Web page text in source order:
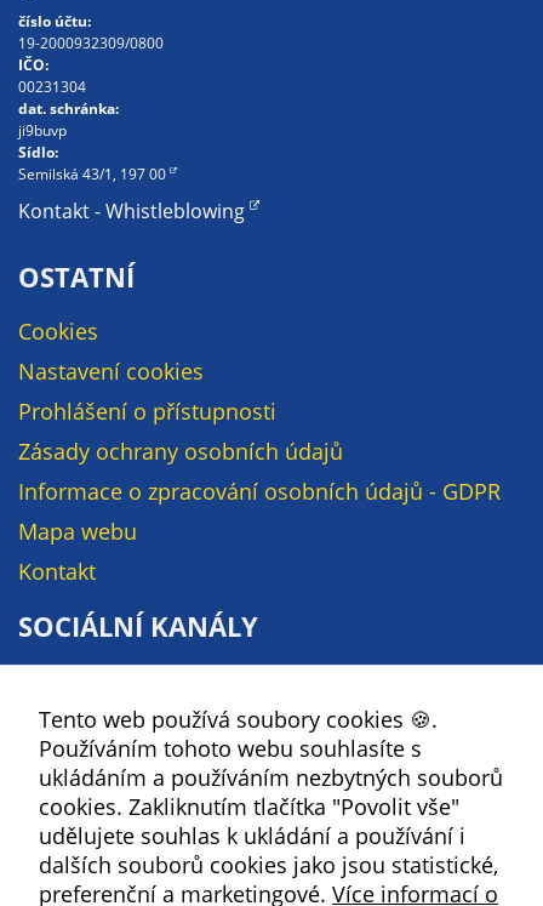
číslo účtu:
19-2000932309/0800
IČO:
00231304
dat. schránka:
ji9buvp
Sídlo:
Semilská 43/1, 197 00
Kontakt - Whistleblowing
OSTATNÍ
Cookies
Nastavení cookies
Prohlášení o přístupnosti
Zásady ochrany osobních údajů
Informace o zpracování osobních údajů - GDPR
Mapa webu
Kontakt
SOCIÁLNÍ KANÁLY
YouTube
Instagram
RSS
Kbely
Tento web používá soubory cookies 🍪.
Používáním tohoto webu souhlasíte s
ukládáním a používáním nezbytných souborů
cookies. Zakliknutím tlačítka "Povolit vše"
udělujete souhlas k ukládání a používání i
dalších souborů cookies jako jsou statistické,
preferenční a marketingové. Více informací o
stránkách třetích
subjektů. Díky
tomu můžeme
není zpravidla
možná
bezprostřední
identifikace Vaší
osoby, protože jsou
používány pouze
pseudonymizované